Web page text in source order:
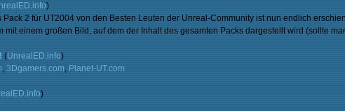
)
2 für UT2004 von den Besten Leuten der Unreal-Community ist nun endlich
mit einem großen Bild, auf dem der Inhalt des gesamten Packs dargestellt wird (sollte
(UnrealED.info)
, 3Dgamers.com, Planet-UT.com
)